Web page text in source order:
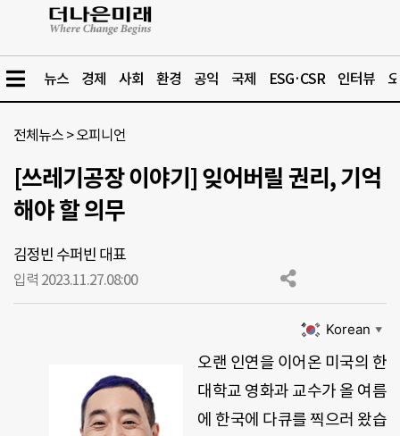
뉴스 경제 사회 환경 공익 국제 ESG·CSR 인터뷰
전체뉴스 >오피니언
[쓰레기공장 이야기] 잊어버릴 권리, 기억
해야 할 의무
김정빈 수퍼빈 대표
입력 2023.11.27.08:00
Korean ▼
오랜 인연을 이어온 미국의 한
대학교 영화과 교수가 올 여름
에 한국에 다큐를 찍으러 왔습